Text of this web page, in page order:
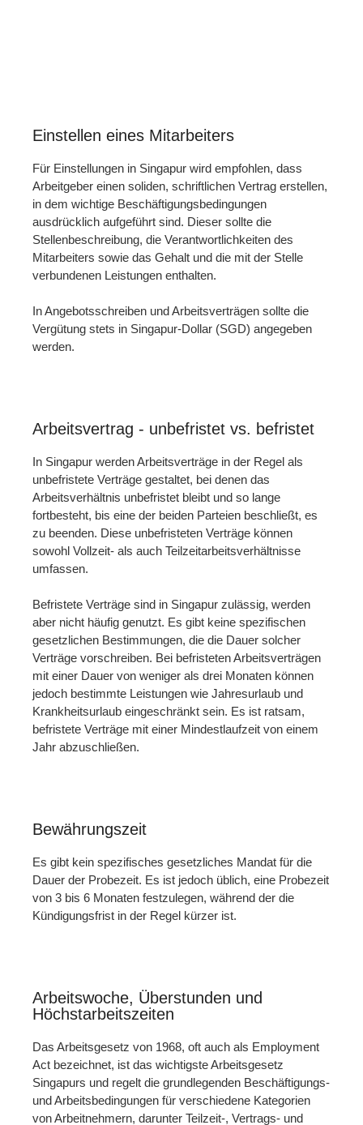
Einstellen eines Mitarbeiters
Für Einstellungen in Singapur wird empfohlen, dass
Arbeitgeber einen soliden, schriftlichen Vertrag erstellen,
in dem wichtige Beschäftigungsbedingungen
ausdrücklich aufgeführt sind. Dieser sollte die
Stellenbeschreibung, die Verantwortlichkeiten des
Mitarbeiters sowie das Gehalt und die mit der Stelle
verbundenen Leistungen enthalten.
In Angebotsschreiben und Arbeitsverträgen sollte die
Vergütung stets in Singapur-Dollar (SGD) angegeben
werden.
Arbeitsvertrag - unbefristet vs. befristet
In Singapur werden Arbeitsverträge in der Regel als
unbefristete Verträge gestaltet, bei denen das
Arbeitsverhältnis unbefristet bleibt und so lange
fortbesteht, bis eine der beiden Parteien beschließt, es
zu beenden. Diese unbefristeten Verträge können
sowohl Vollzeit- als auch Teilzeitarbeitsverhältnisse
umfassen.
Befristete Verträge sind in Singapur zulässig, werden
aber nicht häufig genutzt. Es gibt keine spezifischen
gesetzlichen Bestimmungen, die die Dauer solcher
Verträge vorschreiben. Bei befristeten Arbeitsverträgen
mit einer Dauer von weniger als drei Monaten können
jedoch bestimmte Leistungen wie Jahresurlaub und
Krankheitsurlaub eingeschränkt sein. Es ist ratsam,
befristete Verträge mit einer Mindestlaufzeit von einem
Jahr abzuschließen.
Bewährungszeit
Es gibt kein spezifisches gesetzliches Mandat für die
Dauer der Probezeit. Es ist jedoch üblich, eine Probezeit
von 3 bis 6 Monaten festzulegen, während der die
Kündigungsfrist in der Regel kürzer ist.
Arbeitswoche, Überstunden und
Höchstarbeitszeiten
Das Arbeitsgesetz von 1968, oft auch als Employment
Act bezeichnet, ist das wichtigste Arbeitsgesetz
Singapurs und regelt die grundlegenden Beschäftigungs-
und Arbeitsbedingungen für verschiedene Kategorien
von Arbeitnehmern, darunter Teilzeit-, Vertrags- und